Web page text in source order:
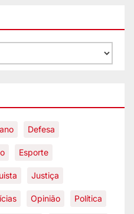
Defesa
Esporte
Justiça
Opinião Política